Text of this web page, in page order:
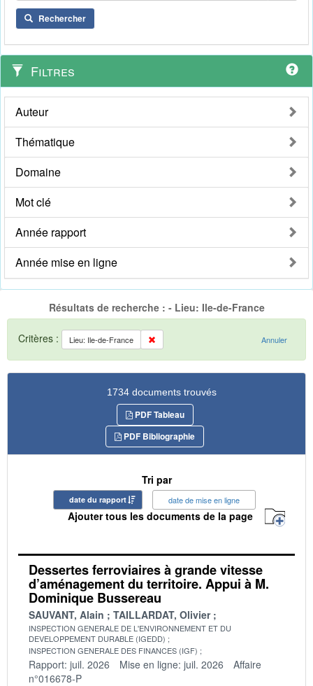
Rechercher
Filtres
Auteur
Thématique
Domaine
Mot clé
Année rapport
Année mise en ligne
Résultats de recherche : - Lieu: Ile-de-France
Critères : Lieu: Ile-de-France Annuler
1734 documents trouvés
PDF Tableau
PDF Bibliographie
Tri par
date du rapport date de mise en ligne
Ajouter tous les documents de la page
Dessertes ferroviaires à grande vitesse
d’aménagement du territoire. Appui à M.
Dominique Bussereau
SAUVANT, Alain TAILLARDAT, Olivier
INSPECTION GENERALE DE L'ENVIRONNEMENT ET DU
DEVELOPPEMENT DURABLE (IGEDD)
INSPECTION GENERALE DES FINANCES (IGF)
Rapport: juil. 2026 Mise en ligne: juil. 2026
Affaire
n°016678-P